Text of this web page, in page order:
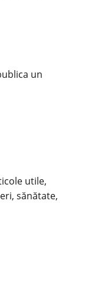
un
utile,
sănătate,